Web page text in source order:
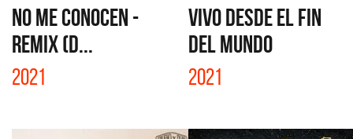
NO ME CONOCEN -
REMIX (D...
2021
VIVO DESDE EL FIN
DEL MUNDO
2021